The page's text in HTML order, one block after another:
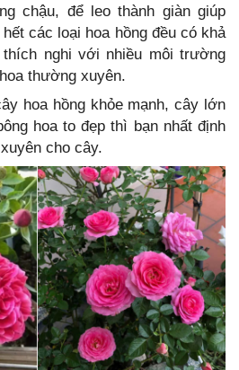
chậu, để leo thành giàn giúp
các loại hoa hồng đều có khả
nghi với nhiều môi trường
thường xuyên.
hoa hồng khỏe mạnh, cây lớn
hoa to đẹp thì bạn nhất định
cho cây.